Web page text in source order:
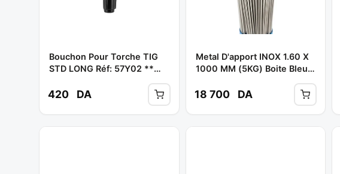
Bouchon Pour Torche TIG
STD LONG Réf: 57Y02 **
420 DA
Metal D'apport INOX 1.60 X
1000 MM (5KG) Boite Bleu
18 700 DA